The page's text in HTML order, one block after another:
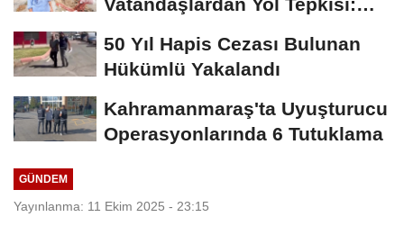
50 Yıl Hapis Cezası Bulunan
Hükümlü Yakalandı
Kahramanmaraş'ta Uyuşturucu
Operasyonlarında 6 Tutuklama
GÜNDEM
Yayınlanma: 11 Ekim 2025 - 23:15